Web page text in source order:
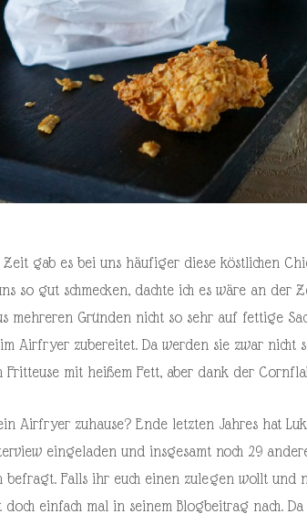
gab es bei uns häufiger diese köstlichen
so gut schmecken, dachte ich es wäre an der
mehreren Gründen nicht so sehr auf fettige
Airfryer zubereitet. Da werden sie zwar nicht
Fritteuse mit heißem Fett, aber dank der
Airfryer zuhause? Ende letzten Jahres hat
eingeladen und insgesamt noch 29
Falls ihr euch einen zulegen wollt und
doch einfach mal in seinem Blogbeitrag nach.